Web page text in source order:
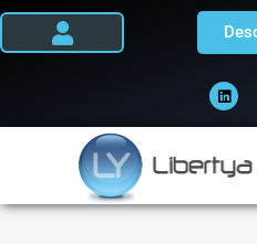
Ir
i
n
k
e
i
n